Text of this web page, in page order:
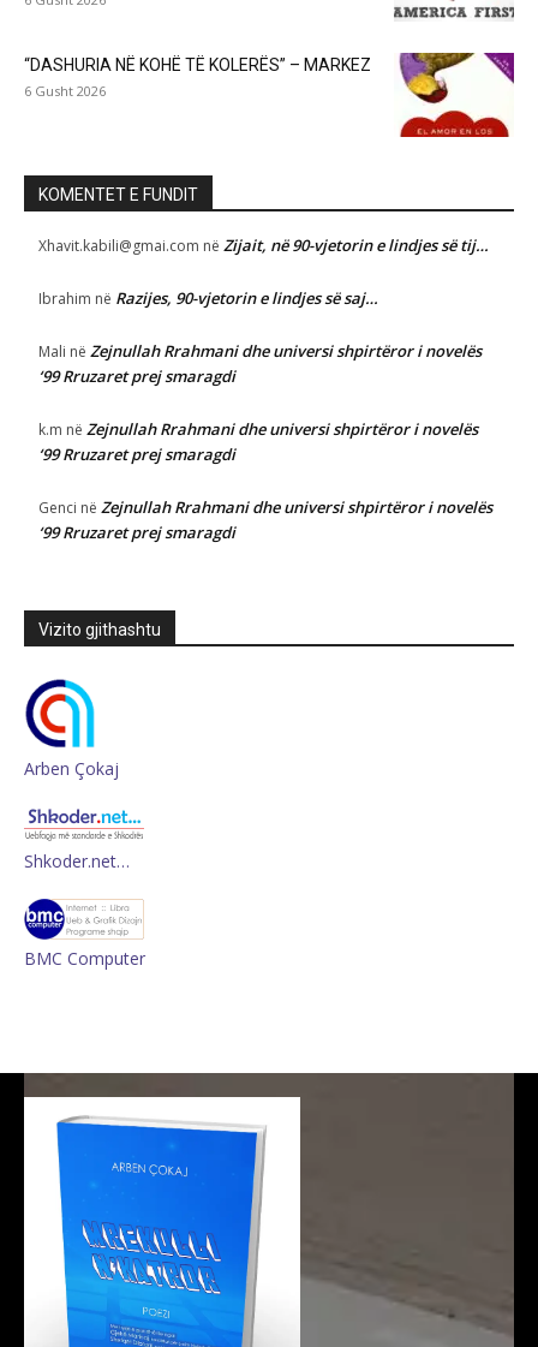
“DASHURIA NË KOHË TË KOLERËS” – MARKEZ
6 Gusht 2026
KOMENTET E FUNDIT
Xhavit.kabili@gmai.com në Zijait, në 90-vjetorin e lindjes së tij…
Ibrahim në Razijes, 90-vjetorin e lindjes së saj…
Mali në Zejnullah Rrahmani dhe universi shpirtëror i novelës
‘99 Rruzaret prej smaragdi
k.m në Zejnullah Rrahmani dhe universi shpirtëror i novelës
‘99 Rruzaret prej smaragdi
Genci në Zejnullah Rrahmani dhe universi shpirtëror i novelës
‘99 Rruzaret prej smaragdi
Vizito gjithashtu
Arben Çokaj
Shkoder.net…
BMC Computer